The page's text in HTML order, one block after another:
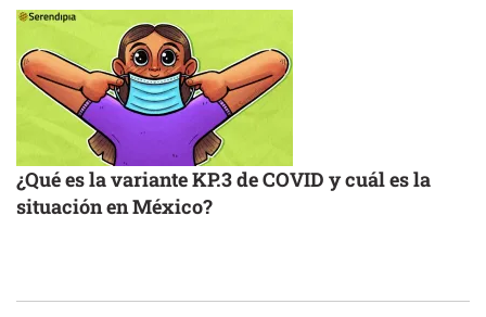
¿Qué es la variante KP.3 de COVID y cuál es la
situación en México?